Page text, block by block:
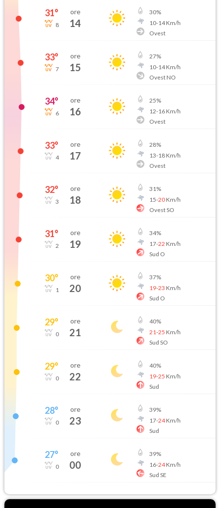
31°
8
ore
14
30%
10-14Km/h
Ovest
33°
7
ore
15
27%
10-14Km/h
Ovest NO
34°
6
ore
16
25%
12-16Km/h
Ovest
33°
4
ore
17
28%
13-18Km/h
Ovest
32°
3
ore
18
31%
15-20Km/h
Ovest SO
31°
2
ore
19
34%
17-22 Km/h
Sud O
30°
1
ore
20
37%
19-23 Km/h
Sud O
29°
0
ore
21
40%
21-25 Km/h
Sud SO
29°
0
ore
22
40%
19-25 Km/h
Sud
28°
0
ore
23
39%
17-24Km/h
Sud
27°
0
ore
00
39%
16-24Km/h
Sud SE